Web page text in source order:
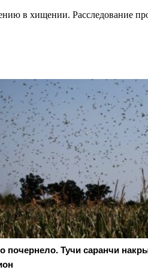
в хищении. Расследование
почернело. Тучи саранчи